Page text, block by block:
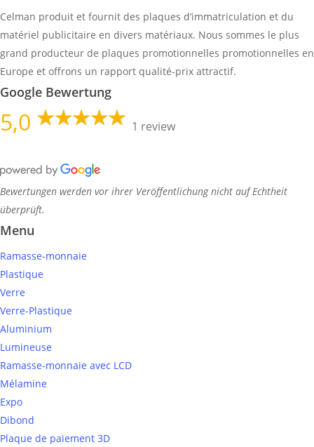
Celman produit et fournit des plaques d’immatriculation et du
matériel publicitaire en divers matériaux. Nous sommes le plus
grand producteur de plaques promotionnelles promotionnelles en
Europe et offrons un rapport qualité-prix attractif.
Google Bewertung
5,0 1 review
Bewertungen werden vor ihrer Veröffentlichung nicht auf Echtheit
überprüft.
Menu
Ramasse-monnaie
Plastique
Verre
Verre-Plastique
Aluminium
Lumineuse
Ramasse-monnaie avec LCD
Mélamine
Expo
Dibond
Plaque de paiement 3D